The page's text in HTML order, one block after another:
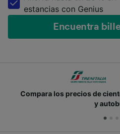
estancias con Genius
Encuentra
Compara los precios de
y